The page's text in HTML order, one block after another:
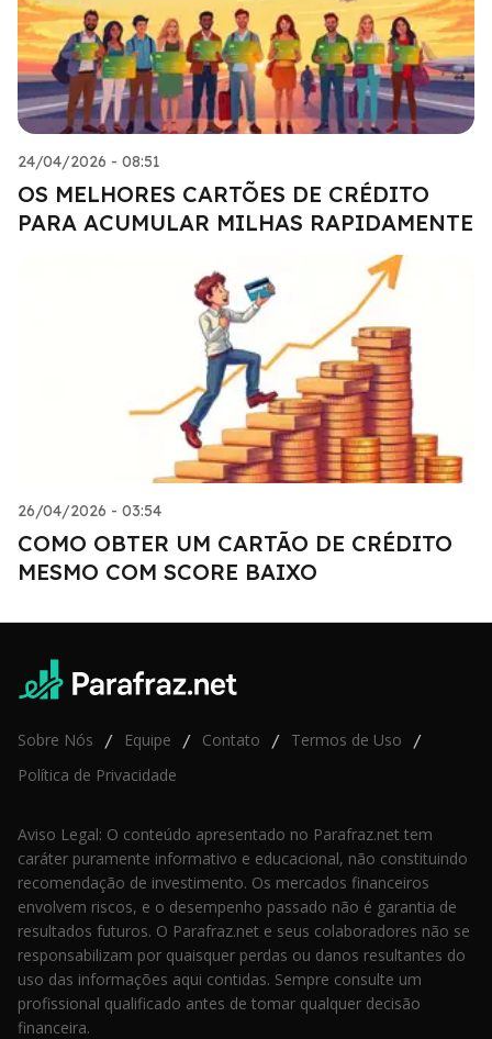
24/04/2026 - 08:51
OS MELHORES CARTÕES DE CRÉDITO
PARA ACUMULAR MILHAS RAPIDAMENTE
26/04/2026 - 03:54
COMO OBTER UM CARTÃO DE CRÉDITO
MESMO COM SCORE BAIXO
Sobre Nós / Equipe / Contato / Termos de Uso /
Política de Privacidade
Aviso Legal: O conteúdo apresentado no Parafraz.net tem
caráter puramente informativo e educacional, não constituindo
recomendação de investimento. Os mercados financeiros
envolvem riscos, e o desempenho passado não é garantia de
resultados futuros. O Parafraz.net e seus colaboradores não se
responsabilizam por quaisquer perdas ou danos resultantes do
uso das informações aqui contidas. Sempre consulte um
profissional qualificado antes de tomar qualquer decisão
financeira.